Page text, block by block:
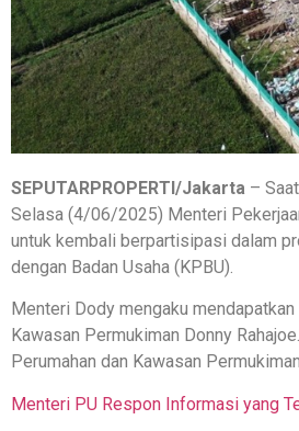
SEPUTARPROPERTI/Jakarta –
Selasa (4/06/2025) Menteri
untuk kembali berpartisipasi dalam
dengan Badan Usaha (KPBU).
Menteri Dody mengaku
Kawasan Permukiman Donny
Perumahan dan Kawasan
Menteri PU Respon Informasi yang